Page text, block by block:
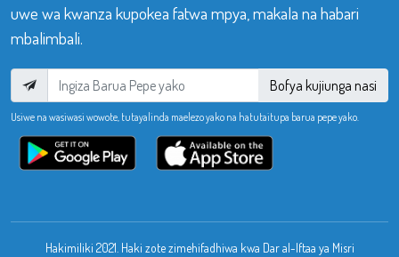
uwe wa kwanza kupokea fatwa mpya, makala na habari
mbalimbali.
Bofya kujiunga nasi
Usiwe na wasiwasi wowote, tutayalinda maelezo yako na hatutaitupa barua pepe yako.
Hakimiliki 2021. Haki zote zimehifadhiwa kwa Dar al-Iftaa ya Misri